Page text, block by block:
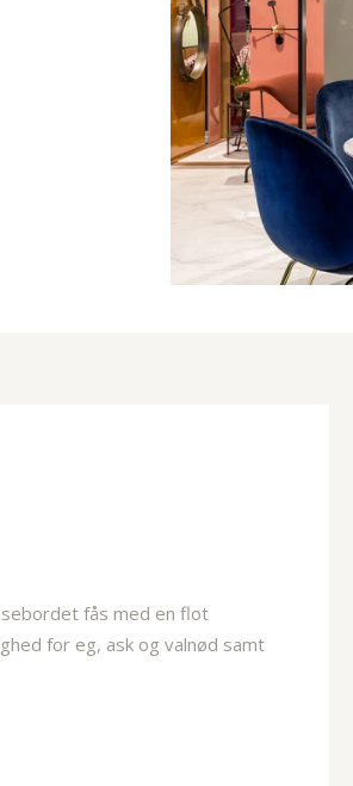
fås med en flot
for eg, ask og valnød samt